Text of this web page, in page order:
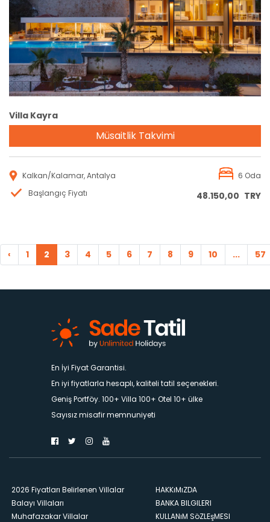
Rezervasyon
Villa Kayra
Müsaitlik Takvimi
Kalkan/Kalamar, Antalya
6 Oda
Başlangıç Fiyatı
48.150,00 TRY
‹ 1 2 3 4 5 6 7 8 9 10 ... 57
En İyi Fiyat Garantisi.
En iyi fiyatlarla hesaplı, kaliteli tatil seçenekleri.
Geniş Portföy. 100+ Villa 100+ Otel 10+ ülke
Sayısız misafir memnuniyeti
2026 Fiyatları Belirlenen Villalar
Balayı Villaları
Muhafazakar Villalar
HAKKıMıZDA
BANKA BILGILERI
KULLANıM SöZLEşMESI